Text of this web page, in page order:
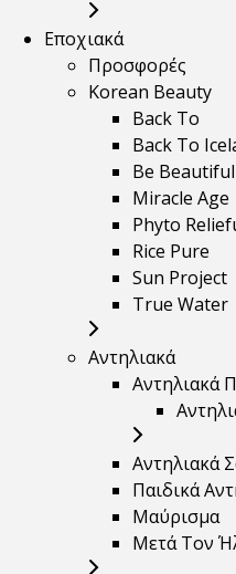
Εποχιακά
Προσφορές
Korean Beauty
Back To
Back To
Be Beautiful
Miracle Age
Phyto
Rice Pure
Sun Project
True Water
Αντηλιακά
Αντηλιακά
Αντηλιακά
Παιδικά
Μαύρισμα
Mετά Τον